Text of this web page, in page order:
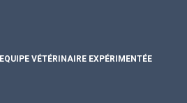
EQUIPE VÉTÉRINAIRE EXPÉRIMENTÉE